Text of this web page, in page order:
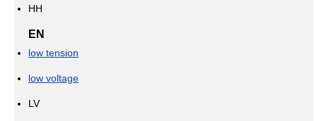
НН
EN
low tension
low voltage
LV